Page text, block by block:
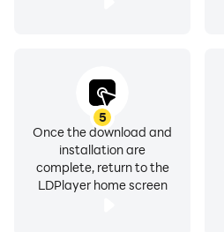
كيف تستعمل:
- تأكيد عملك.
5
Once the download and
installation are
complete, return to the
LDPlayer home screen